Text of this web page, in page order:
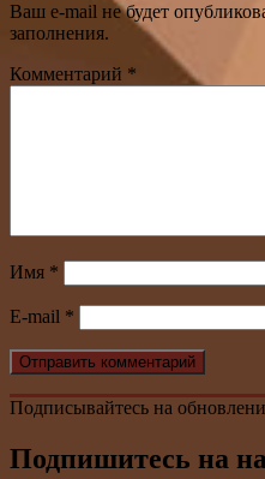
Ваш e-mail не будет
заполнения.
Комментарий *
Имя *
E-mail *
Подписывайтесь на
Подпишитесь на